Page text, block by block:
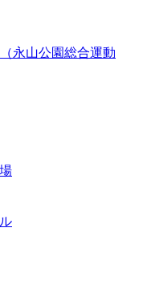
永山公園総合運動